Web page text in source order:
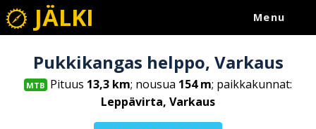
JÄLKI Menu
Pukkikangas helppo, Varkaus
MTB Pituus 13,3 km; nousua 154 m; paikkakunnat:
Leppävirta, Varkaus